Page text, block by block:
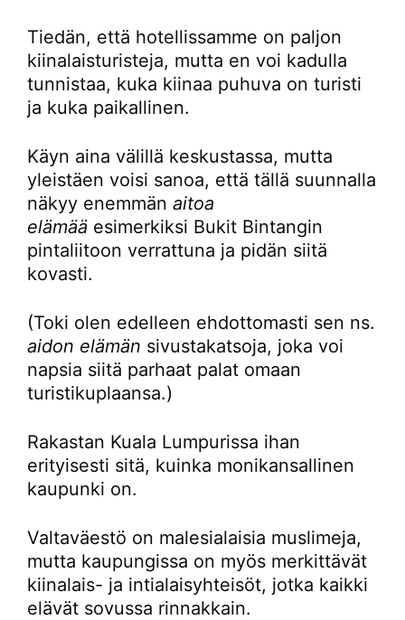
Tiedän, että hotellissamme on paljon
kiinalaisturisteja, mutta en voi kadulla
tunnistaa, kuka kiinaa puhuva on turisti
ja kuka paikallinen.
Käyn aina välillä keskustassa, mutta
yleistäen voisi sanoa, että tällä suunnalla
näkyy enemmän aitoa
elämää esimerkiksi Bukit Bintangin
pintaliitoon verrattuna ja pidän siitä
kovasti.
(Toki olen edelleen ehdottomasti sen ns.
aidon elämän sivustakatsoja, joka voi
napsia siitä parhaat palat omaan
turistikuplaansa.)
Rakastan Kuala Lumpurissa ihan
erityisesti sitä, kuinka monikansallinen
kaupunki on.
Valtaväestö on malesialaisia muslimeja,
mutta kaupungissa on myös merkittävät
kiinalais- ja intialaisyhteisöt, jotka kaikki
elävät sovussa rinnakkain.